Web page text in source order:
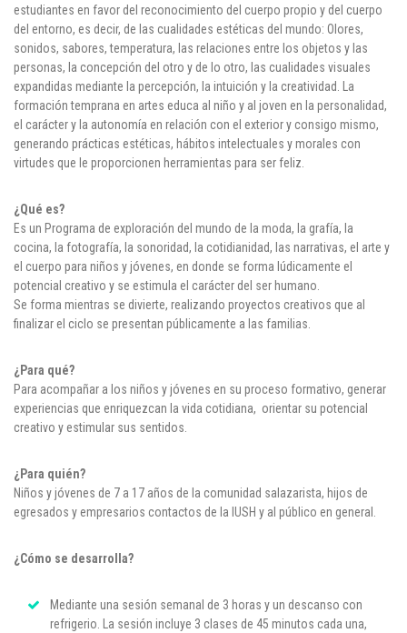
estudiantes en favor del reconocimiento del cuerpo propio y del cuerpo
del entorno, es decir, de las cualidades estéticas del mundo: Olores,
sonidos, sabores, temperatura, las relaciones entre los objetos y las
personas, la concepción del otro y de lo otro, las cualidades visuales
expandidas mediante la percepción, la intuición y la creatividad. La
formación temprana en artes educa al niño y al joven en la personalidad,
el carácter y la autonomía en relación con el exterior y consigo mismo,
generando prácticas estéticas, hábitos intelectuales y morales con
virtudes que le proporcionen herramientas para ser feliz.
¿Qué es?
Es un Programa de exploración del mundo de la moda, la grafía, la
cocina, la fotografía, la sonoridad, la cotidianidad, las narrativas, el arte y
el cuerpo para niños y jóvenes, en donde se forma lúdicamente el
potencial creativo y se estimula el carácter del ser humano.
Se forma mientras se divierte, realizando proyectos creativos que al
finalizar el ciclo se presentan públicamente a las familias.
¿Para qué?
Para acompañar a los niños y jóvenes en su proceso formativo, generar
experiencias que enriquezcan la vida cotidiana, orientar su potencial
creativo y estimular sus sentidos.
¿Para quién?
Niños y jóvenes de 7 a 17 años de la comunidad salazarista, hijos de
egresados y empresarios contactos de la IUSH y al público en general.
¿Cómo se desarrolla?
Mediante una sesión semanal de 3 horas y un descanso con
refrigerio. La sesión incluye 3 clases de 45 minutos cada una,